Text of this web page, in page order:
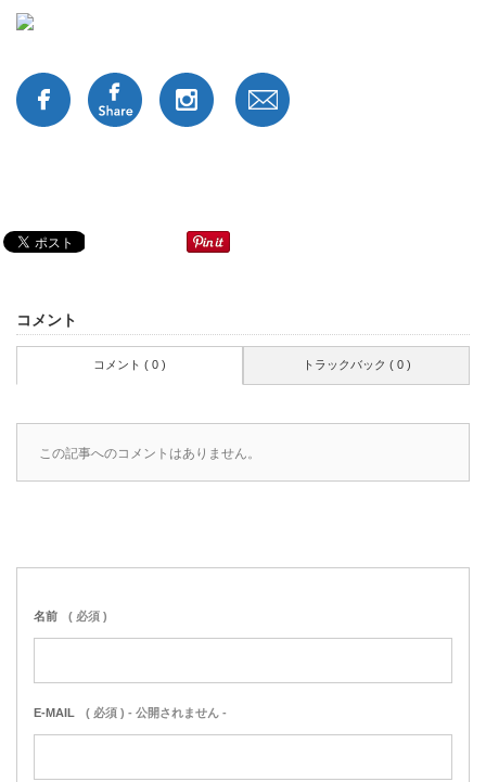
コメント
コメント ( 0 ) トラックバック ( 0 )
この記事へのコメントはありません。
名前 ( 必須 )
E-MAIL ( 必須 ) - 公開されません -